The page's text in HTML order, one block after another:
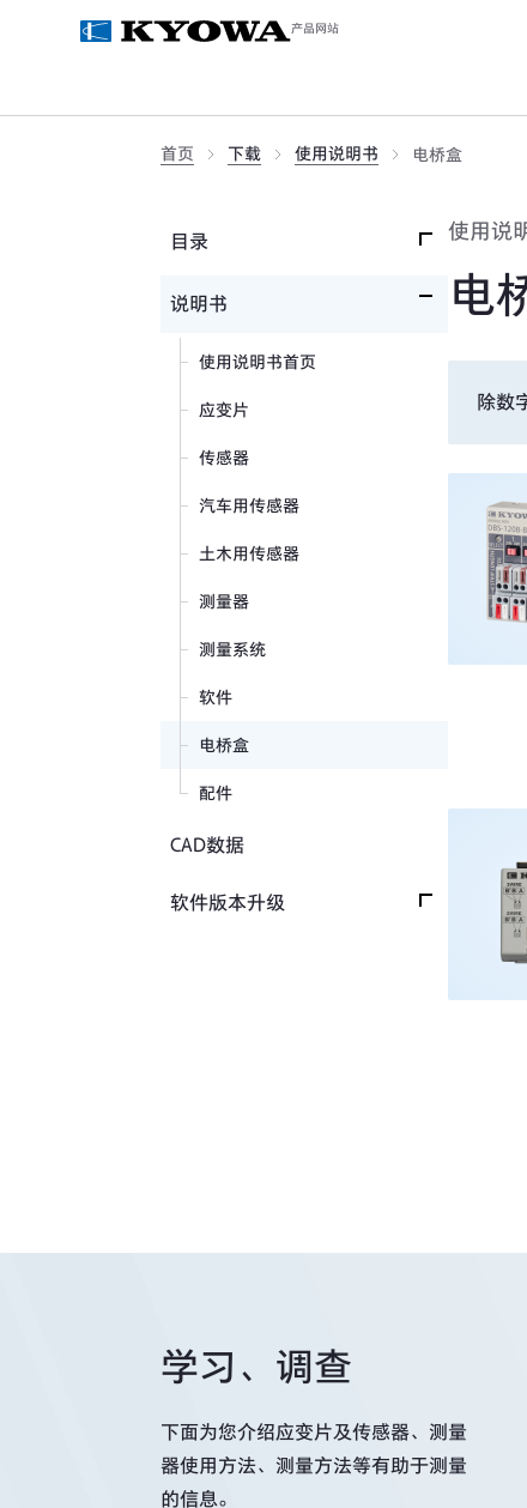
产品网站
首页 下载 使用说明书 电桥盒
使用说
电
除数
目录
产品目录首页
说明书
使用说明书首页
应变片
传感器
汽车用传感器
土木用传感器
测量器
测量系统
软件
电桥盒
配件
CAD数据
软件版本升级
学习、调查
下面为您介绍应变片及传感器、测量
器使用方法、测量方法等有助于测量
的信息。